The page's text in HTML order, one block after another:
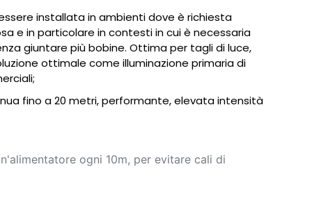
installata in ambienti dove è richiesta
e in particolare in contesti in cui è necessaria
giuntare più bobine. Ottima per tagli di luce,
ottimale come illuminazione primaria di
fino a 20 metri, performante, elevata intensità
ogni 10m, per evitare cali di